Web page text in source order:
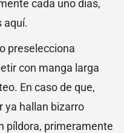
cada uno días,
aquí.
preselecciona
con manga larga
En caso de que,
ya hallan bizarro
píldora, primeramente